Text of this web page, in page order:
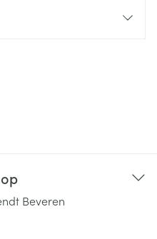
Beveren